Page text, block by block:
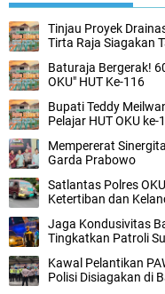
Tinjau Proyek
Tirta Raja Siagakan
Baturaja Bergerak!
OKU" HUT Ke-116
Bupati Teddy
Pelajar HUT OKU ke-
Mempererat
Garda Prabowo
Satlantas Polres
Ketertiban dan
Jaga Kondusivitas
Tingkatkan Patroli
Kawal Pelantikan
Polisi Disiagakan di